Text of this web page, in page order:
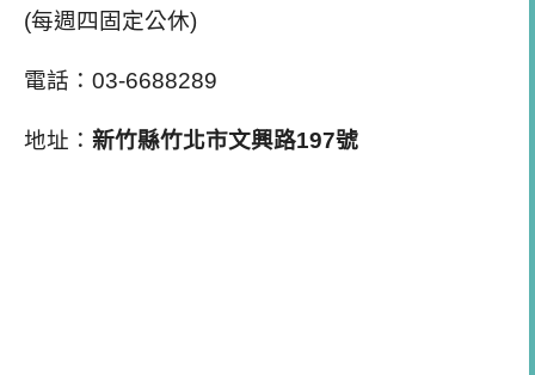
(每週四固定公休)
電話：03-6688289
地址： 新竹縣竹北市文興路197號